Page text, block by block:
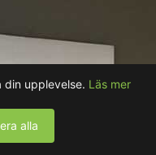
upplevelse. Läs mer
alla